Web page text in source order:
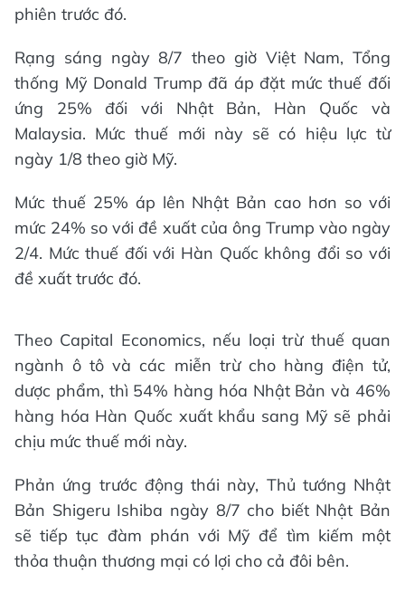
phiên trước đó.
Rạng sáng ngày 8/7 theo giờ Việt Nam, Tổng
thống Mỹ Donald Trump đã áp đặt mức thuế đối
ứng 25% đối với Nhật Bản, Hàn Quốc và
Malaysia. Mức thuế mới này sẽ có hiệu lực từ
ngày 1/8 theo giờ Mỹ.
Mức thuế 25% áp lên Nhật Bản cao hơn so với
mức 24% so với đề xuất của ông Trump vào ngày
2/4. Mức thuế đối với Hàn Quốc không đổi so với
đề xuất trước đó.
Theo Capital Economics, nếu loại trừ thuế quan
ngành ô tô và các miễn trừ cho hàng điện tử,
dược phẩm, thì 54% hàng hóa Nhật Bản và 46%
hàng hóa Hàn Quốc xuất khẩu sang Mỹ sẽ phải
chịu mức thuế mới này.
Phản ứng trước động thái này, Thủ tướng Nhật
Bản Shigeru Ishiba ngày 8/7 cho biết Nhật Bản
sẽ tiếp tục đàm phán với Mỹ để tìm kiếm một
thỏa thuận thương mại có lợi cho cả đôi bên.